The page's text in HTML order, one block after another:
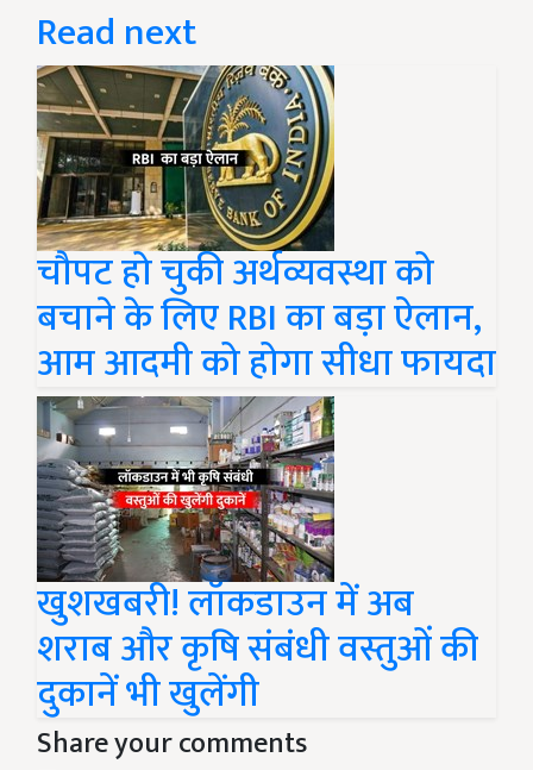
Read next
चौपट हो चुकी अर्थव्यवस्था को
बचाने के लिए RBI का बड़ा ऐलान,
आम आदमी को होगा सीधा फायदा
खुशखबरी! लॉकडाउन में अब
शराब और कृषि संबंधी वस्तुओं की
दुकानें भी खुलेंगी
Share your comments